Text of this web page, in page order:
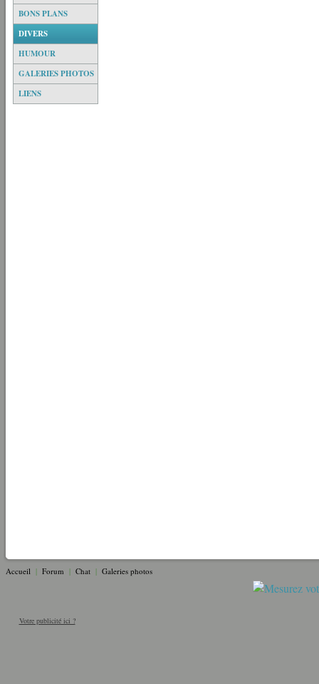
BONS PLANS
DIVERS
HUMOUR
GALERIES PHOTOS
LIENS
Accueil | Forum | Chat | Galeries photos
Votre publicité ici ?